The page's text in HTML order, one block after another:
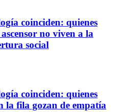
coinciden: quienes
no viven a la
social
coinciden: quienes
la fila gozan de empatía